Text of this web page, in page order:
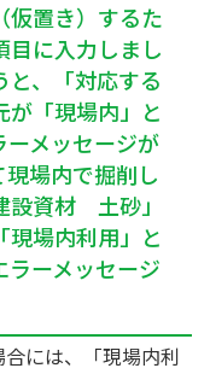
仮置き）するた
目に入力しまし
と、「対応する
「現場内」と
ーメッセージが
場内で掘削し
設資材 土砂」
現場内利用」と
ラーメッセージ
には、「現場内利